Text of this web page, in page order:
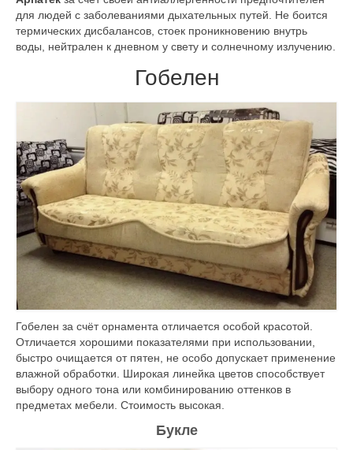
для людей с заболеваниями дыхательных путей. Не боится
термических дисбалансов, стоек проникновению внутрь
воды, нейтрален к дневном у свету и солнечному излучению.
Гобелен
Гобелен за счёт орнамента отличается особой красотой.
Отличается хорошими показателями при использовании,
быстро очищается от пятен, не особо допускает применение
влажной обработки. Широкая линейка цветов способствует
выбору одного тона или комбинированию оттенков в
предметах мебели. Стоимость высокая.
Букле